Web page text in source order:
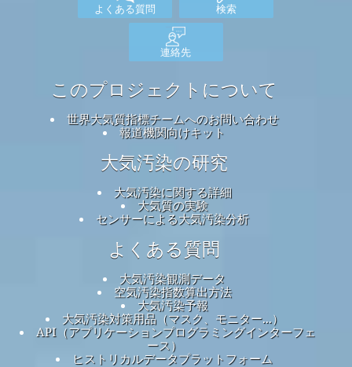
よくある質問 検索
連絡先
このプロジェクトについて
世界大気質指標チームへのお問い合わせ
報道機関向けキット
大気汚染の研究
大気汚染に関する詳細
大気質の実験
センサーによる大気汚染分析
よくある質問
大気汚染観測データ
空気汚染指数算出方法
大気汚染予報
大気汚染対策用品（マスク、モニター...）
API（アプリケーションプログラミングインターフェ
ース）
ヒストリカルデータプラットフォーム